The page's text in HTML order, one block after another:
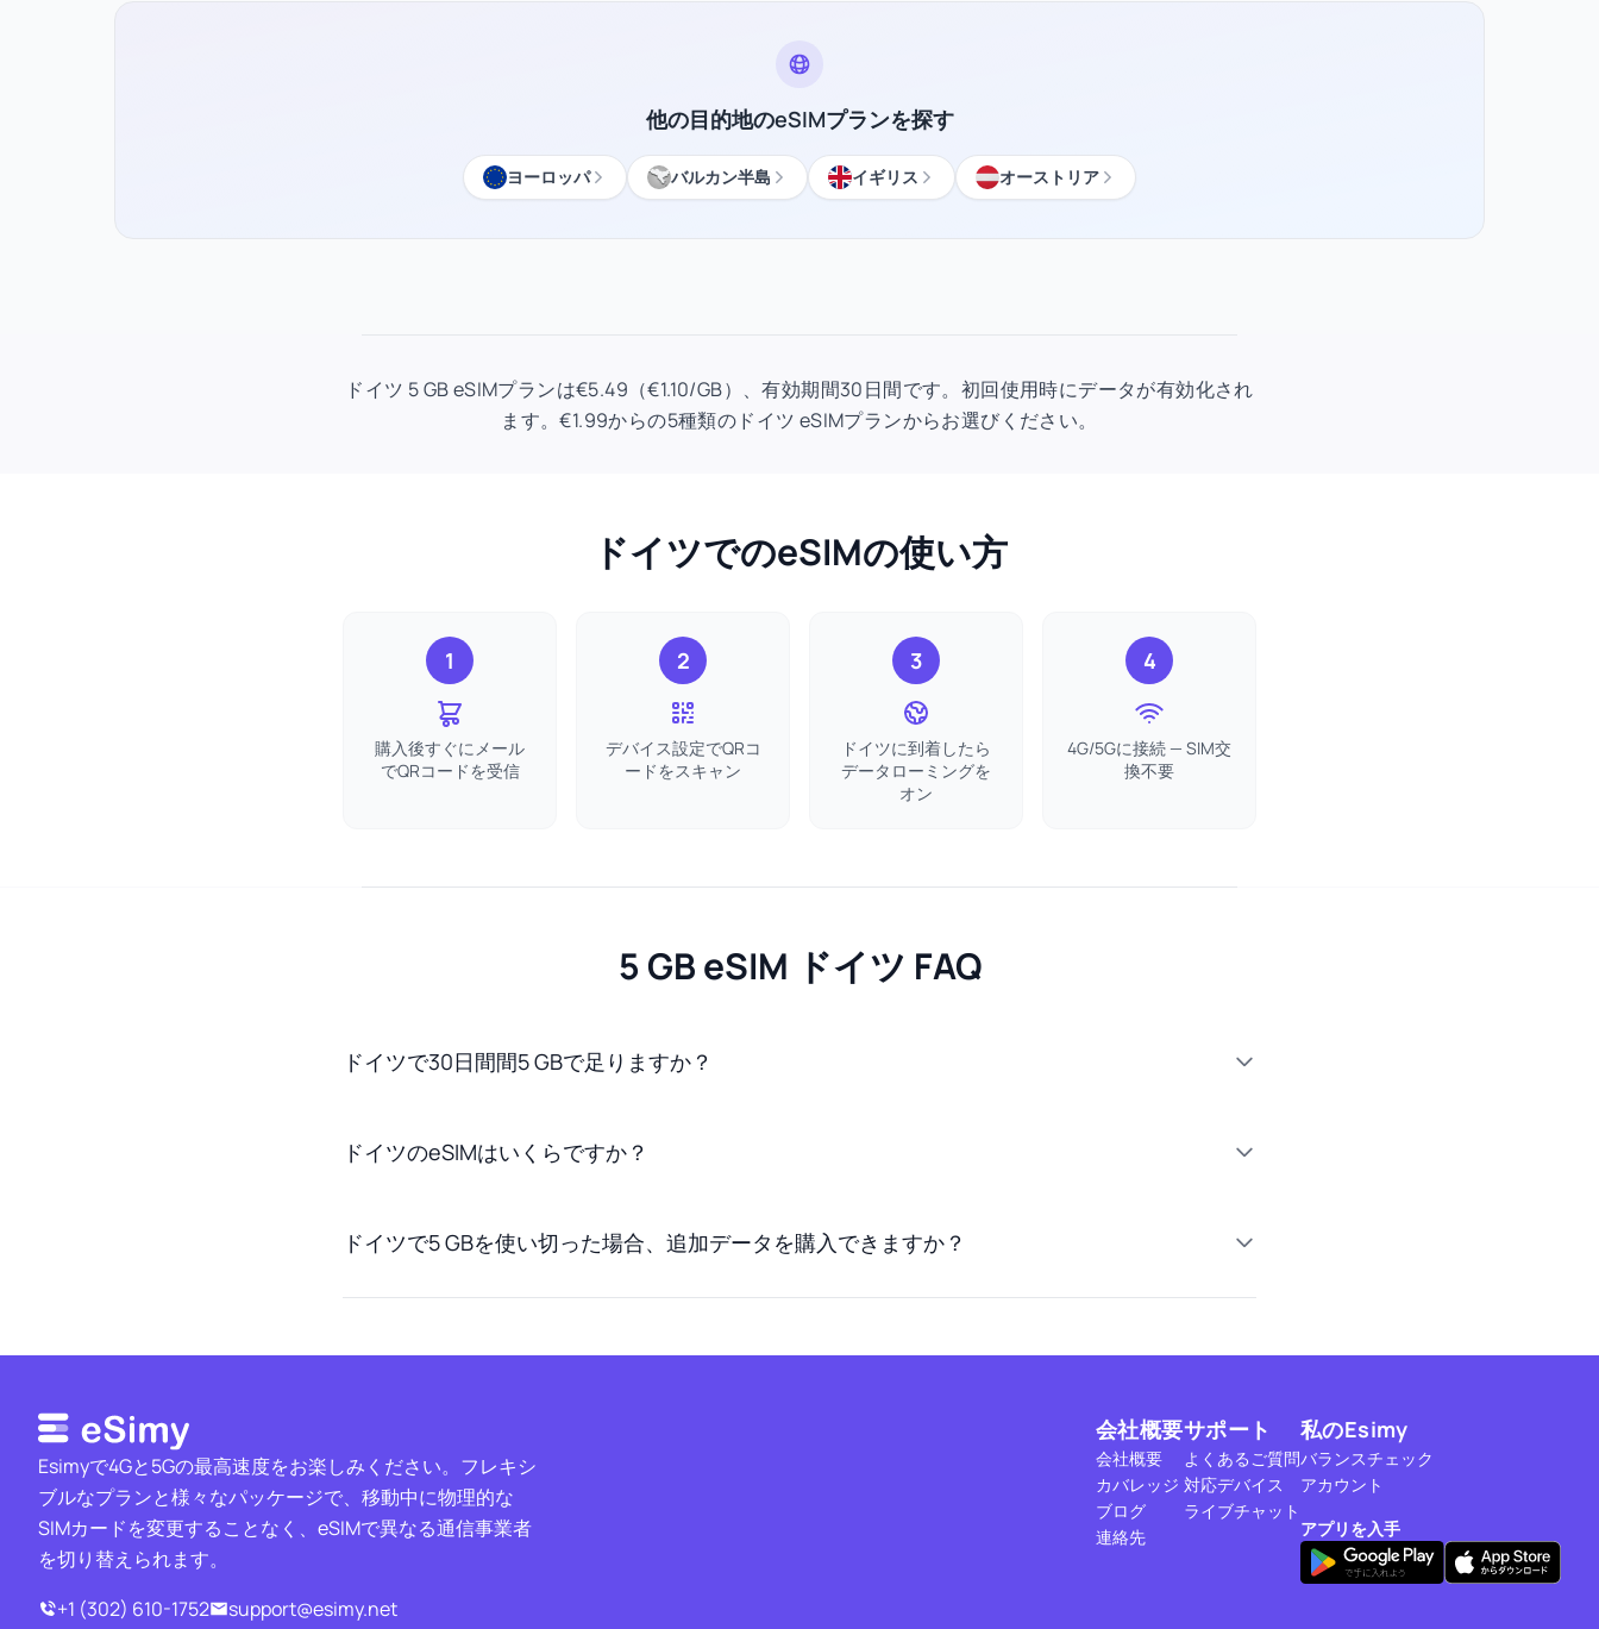
他の目的地のeSIMプランを探す
ヨーロッパ バルカン半島 イギリス オーストリア
ドイツ 5 GB eSIMプランは€5.49（€1.10/GB）、有効期間30日間です。初回使用時にデータが有効化され
ます。€1.99からの5種類のドイツ eSIMプランからお選びください。
ドイツでのeSIMの使い方
1
購入後すぐにメール
でQRコードを受信
2
デバイス設定でQRコ
ードをスキャン
3
ドイツに到着したら
データローミングを
オン
4
4G/5Gに接続 — SIM交
換不要
5 GB eSIM ドイツ FAQ
ドイツで30日間間5 GBで足りますか？
ドイツのeSIMはいくらですか？
ドイツで5 GBを使い切った場合、追加データを購入できますか？
Esimyで4Gと5Gの最高速度をお楽しみください。フレキシ
ブルなプランと様々なパッケージで、移動中に物理的な
SIMカードを変更することなく、eSIMで異なる通信事業者
を切り替えられます。
+1 (302) 610-1752
support@esimy.net
会社概要
会社概要
カバレッジ
ブログ
連絡先
サポート
よくあるご質問
対応デバイス
ライブチャット
私のEsimy
バランスチェック
アカウント
アプリを入手